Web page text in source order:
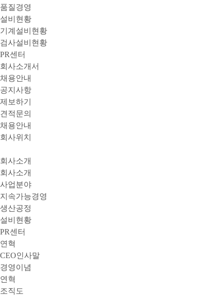
품질경영
설비현황
기계설비현황
검사설비현황
PR센터
회사소개서
채용안내
공지사항
제보하기
견적문의
채용안내
회사위치
회사소개
회사소개
사업분야
지속가능경영
생산공정
설비현황
PR센터
연혁
CEO인사말
경영이념
연혁
조직도